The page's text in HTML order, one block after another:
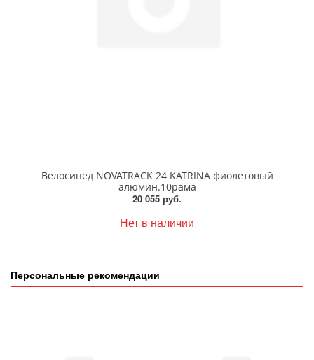
Велосипед NOVATRACK 24 KATRINA фиолетовый
алюмин.10рама
20 055 руб.
Нет в наличии
Персональные рекомендации